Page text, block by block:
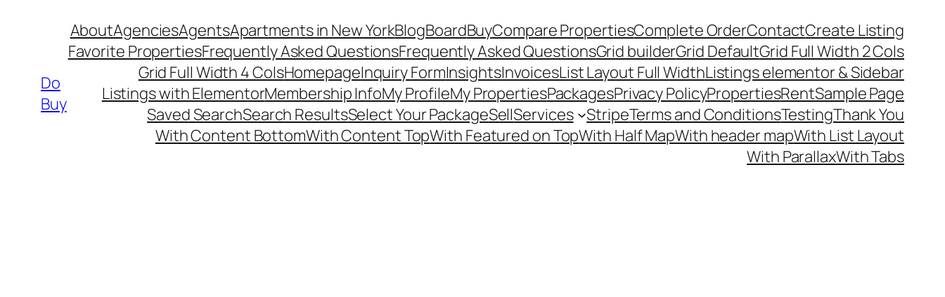
Do
Buy
AboutAgenciesAgentsApartments in New YorkBlogBoardBuyCompare PropertiesComplete OrderContactCreate Listing
Favorite PropertiesFrequently Asked QuestionsFrequently Asked QuestionsGrid builderGrid DefaultGrid Full Width 2 Cols
Grid Full Width 4 ColsHomepageInquiry FormInsightsInvoicesList Layout Full WidthListings elementor & Sidebar
Listings with ElementorMembership InfoMy ProfileMy PropertiesPackagesPrivacy PolicyPropertiesRentSample Page
Saved SearchSearch ResultsSelect Your PackageSellServices StripeTerms and ConditionsTestingThank You
With Content BottomWith Content TopWith Featured on TopWith Half MapWith header mapWith List Layout
With ParallaxWith Tabs